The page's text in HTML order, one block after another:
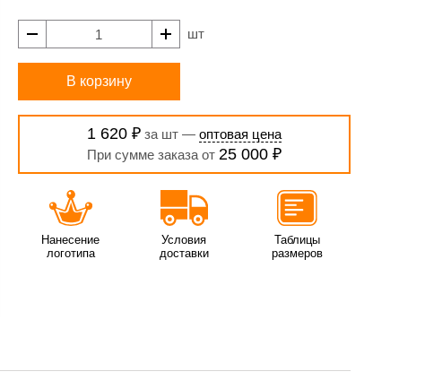
шт
В корзину
1 620 ₽за шт — оптовая цена
При сумме заказа от 25 000 ₽
Нанесение
логотипа
Условия
доставки
Таблицы
размеров